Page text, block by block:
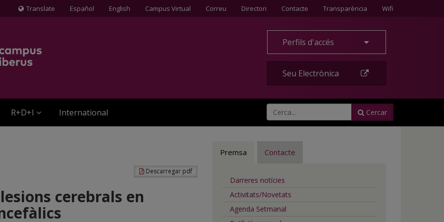
Icona
Translate Español English Campus Virtual Correu Directori Contacte
Contacte Transparència Wifi
Perfils d'accés
Seu Electrònica
R+D+I International Cercar
Descarregar pdf
cerebrals en
Premsa Contacte
Darreres notícies
Activitats/Novetats
Agenda Setmanal